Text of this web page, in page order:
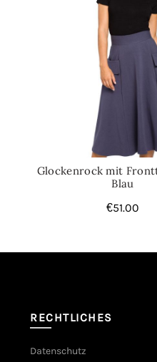
Glockenrock mit
Blau
€51.00
RECHTLICHES
Datenschutz